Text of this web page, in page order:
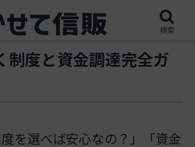
制度と資金調達完全ガ
を選べば安心なの？」「資金
検索